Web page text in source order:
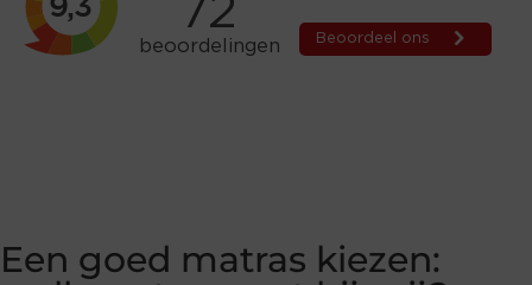
Een goed matras kiezen: